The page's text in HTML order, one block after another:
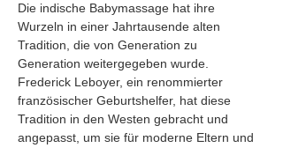
Die indische Babymassage hat ihre
Wurzeln in einer Jahrtausende alten
Tradition, die von Generation zu
Generation weitergegeben wurde.
Frederick Leboyer, ein renommierter
französischer Geburtshelfer, hat diese
Tradition in den Westen gebracht und
angepasst, um sie für moderne Eltern und